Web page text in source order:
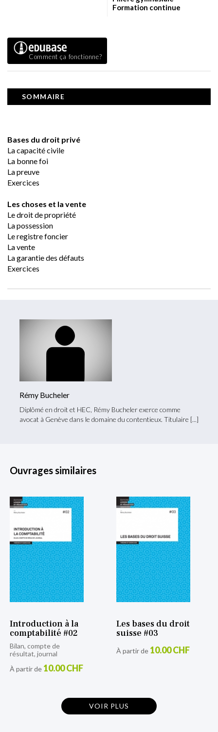
Formation continue
Comment ça fonctionne?
SOMMAIRE
Bases du droit privé
La capacité civile
La bonne foi
La preuve
Exercices
Les choses et la vente
Le droit de propriété
La possession
Le registre foncier
La vente
La garantie des défauts
Exercices
Rémy Bucheler
Diplômé en droit et HEC, Rémy Bucheler exerce comme
avocat à Genève dans le domaine du contentieux. Titulaire
Ouvrages similaires
Introduction à la
comptabilité #02
Bilan, compte de
résultat, journal
À partir de 10.00 CHF
Les bases du droit
suisse #03
À partir de 10.00 CHF
VOIR PLUS